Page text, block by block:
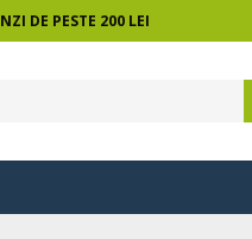
DE PESTE 200 LEI